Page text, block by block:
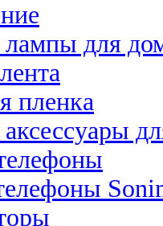
для
пленка